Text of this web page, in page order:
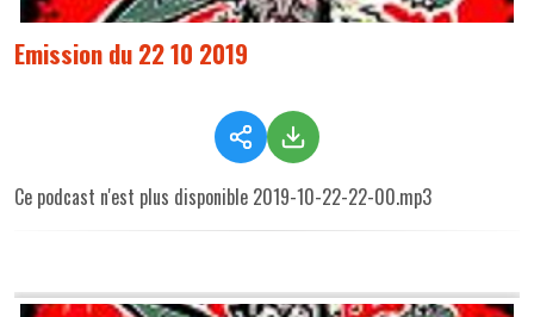
Emission du 22 10 2019
Ce podcast n'est plus disponible 2019-10-22-22-00.mp3